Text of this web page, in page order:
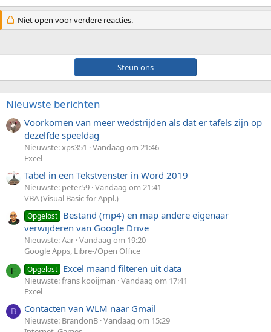
Niet open voor verdere reacties.
Steun ons
Nieuwste berichten
Voorkomen van meer wedstrijden als dat er tafels zijn op
dezelfde speeldag
Nieuwste: xps351
Vandaag om 21:46
Excel
Tabel in een Tekstvenster in Word 2019
Nieuwste: peter59 Vandaag om 21:41
VBA (Visual Basic for Appl.)
Opgelost Bestand (mp4) en map andere eigenaar
verwijderen van Google Drive
Nieuwste: Aar Vandaag om 19:20
Google Apps, Libre-/Open Office
F Opgelost Excel maand filteren uit data
Nieuwste: frans kooijman Vandaag om 17:41
Excel
B Contacten van WLM naar Gmail
Nieuwste: BrandonB Vandaag om 15:29